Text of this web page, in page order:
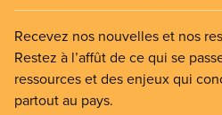
Recevez nos nouvelles et nos
Restez à l’affût de ce qui se
ressources et des enjeux qui
partout au pays.